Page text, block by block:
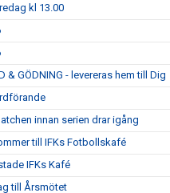
kl 13.00
& GÖDNING - levereras hem till Dig
innan serien drar igång
till IFKs Fotbollskafé
IFKs Kafé
till Årsmötet